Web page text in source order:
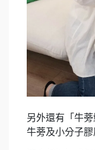
另外還有「牛
牛蒡及小分子膠